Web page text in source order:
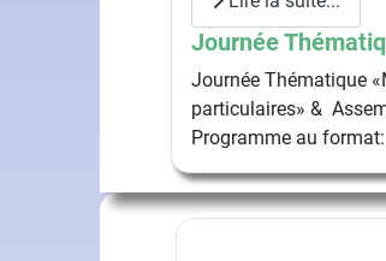
Journée
Journée Thématique
particulaires» &
Programme au format: